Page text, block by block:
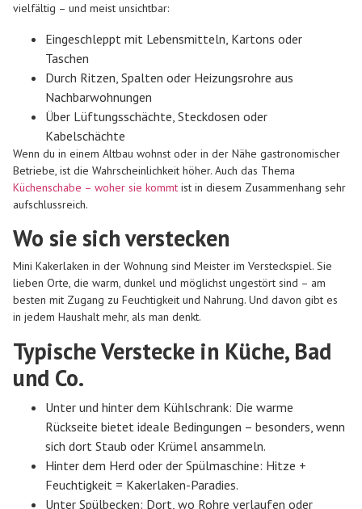
vielfältig – und meist unsichtbar:
Eingeschleppt mit Lebensmitteln, Kartons oder
Taschen
Durch Ritzen, Spalten oder Heizungsrohre aus
Nachbarwohnungen
Über Lüftungsschächte, Steckdosen oder
Kabelschächte
Wenn du in einem Altbau wohnst oder in der Nähe gastronomischer
Betriebe, ist die Wahrscheinlichkeit höher. Auch das Thema
Küchenschabe – woher sie kommt ist in diesem Zusammenhang sehr
aufschlussreich.
Wo sie sich verstecken
Mini Kakerlaken in der Wohnung sind Meister im Versteckspiel. Sie
lieben Orte, die warm, dunkel und möglichst ungestört sind – am
besten mit Zugang zu Feuchtigkeit und Nahrung. Und davon gibt es
in jedem Haushalt mehr, als man denkt.
Typische Verstecke in Küche, Bad
und Co.
Unter und hinter dem Kühlschrank: Die warme
Rückseite bietet ideale Bedingungen – besonders, wenn
sich dort Staub oder Krümel ansammeln.
Hinter dem Herd oder der Spülmaschine: Hitze +
Feuchtigkeit = Kakerlaken-Paradies.
Unter Spülbecken: Dort, wo Rohre verlaufen oder